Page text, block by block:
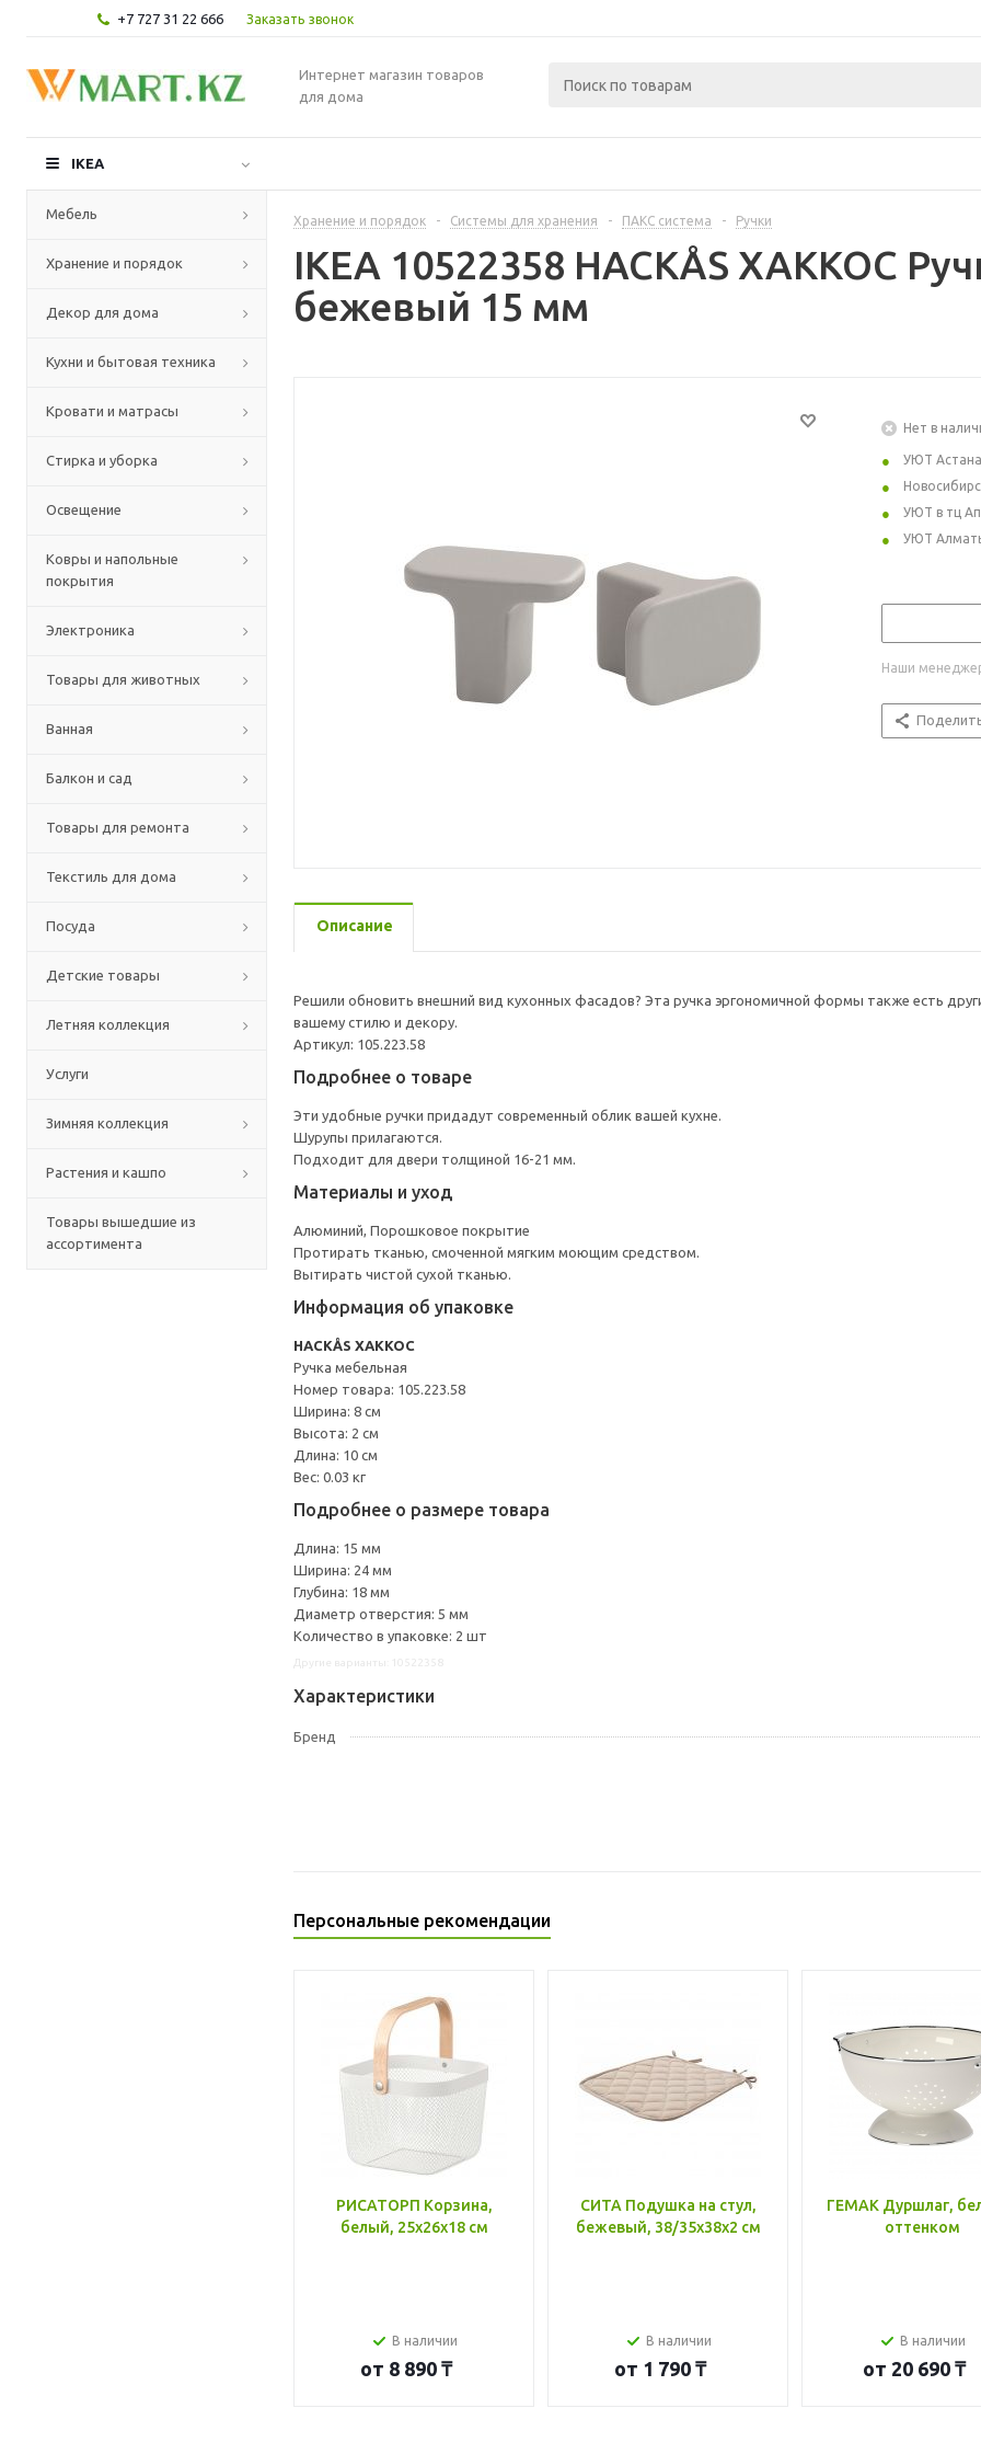
+7 727 31 22 666 Заказать звонок
Интернет магазин товаров
для дома
IKEA
Мебель
Хранение и порядок
Декор для дома
Кухни и бытовая техника
Кровати и матрасы
Стирка и уборка
Освещение
Ковры и напольные
покрытия
Электроника
Товары для животных
Ванная
Балкон и сад
Товары для ремонта
Текстиль для дома
Посуда
Детские товары
Летняя коллекция
Услуги
Зимняя коллекция
Растения и кашпо
Товары вышедшие из
ассортимента
Хранение и порядок - Системы для хранения - ПАКС система - Ручки
IKEA 10522358 HACKÅS ХАККОС
бежевый 15 мм
Нет в
УЮТ Астана
УЮТ в тц
УЮТ
Наши
Описание
Решили обновить внешний вид кухонных фасадов? Эта ручка эргономичной формы также есть
вашему стилю и декору.
Артикул: 105.223.58
Подробнее о товаре
Эти удобные ручки придадут современный облик вашей кухне.
Шурупы прилагаются.
Подходит для двери толщиной 16-21 мм.
Материалы и уход
Алюминий, Порошковое покрытие
Протирать тканью, смоченной мягким моющим средством.
Вытирать чистой сухой тканью.
Информация об упаковке
HACKÅS ХАККОС
Ручка мебельная
Номер товара: 105.223.58
Ширина: 8 см
Высота: 2 см
Длина: 10 см
Вес: 0.03 кг
Подробнее о размере товара
Длина: 15 мм
Ширина: 24 мм
Глубина: 18 мм
Диаметр отверстия: 5 мм
Количество в упаковке: 2 шт
Характеристики
Бренд
Персональные рекомендации
РИСАТОРП Корзина,
белый, 25x26x18 см
В наличии
от 8 890 ₸
СИТА Подушка на стул,
бежевый, 38/35x38x2 см
В наличии
от 1 790 ₸
ГЕМАК Дуршлаг,
оттенком
В наличии
от 20 690 ₸